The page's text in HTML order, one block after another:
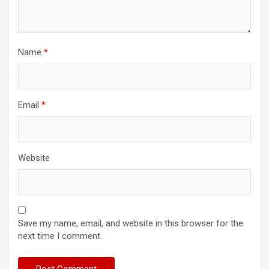
Name *
Email *
Website
Save my name, email, and website in this browser for the
next time I comment.